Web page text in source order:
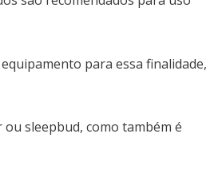
para essa finalidade,
sleepbud, como também é